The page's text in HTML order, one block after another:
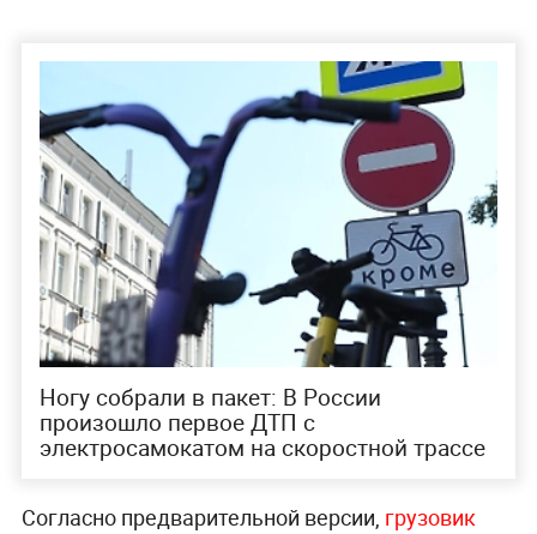
Ногу собрали в пакет: В России
произошло первое ДТП с
электросамокатом на скоростной трассе
Согласно предварительной версии, грузовик